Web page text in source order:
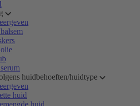
huidbehoeften/huidtype
huid
huid